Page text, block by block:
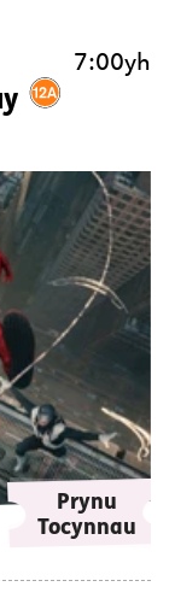
Gradd 12A.
7:00yh
Prynu
Tocynnau